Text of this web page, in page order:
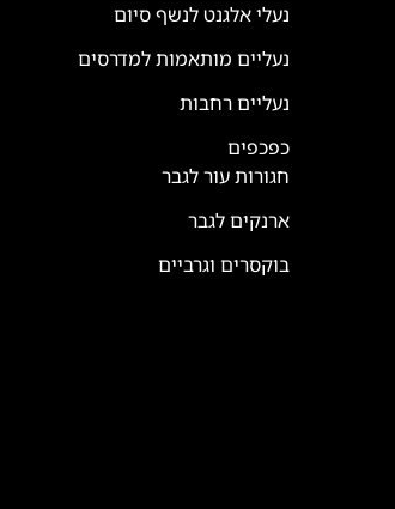
נעלי אלגנט לנשף סיום
נעליים מותאמות למדרסים
נעליים רחבות
כפכפים
חגורות עור לגבר
ארנקים לגבר
בוקסרים וגרביים